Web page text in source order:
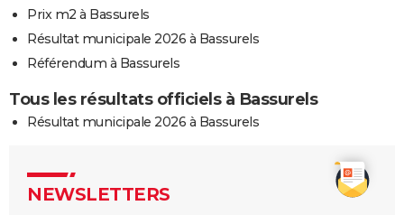
Prix m2 à Bassurels
Résultat municipale 2026 à Bassurels
Référendum à Bassurels
Tous les résultats officiels à Bassurels
Résultat municipale 2026 à Bassurels
NEWSLETTERS